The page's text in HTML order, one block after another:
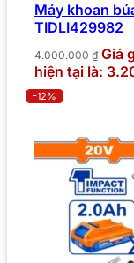
Máy khoan
TIDLI429982
4.000.000₫ Giá
hiện tại là:
-12%